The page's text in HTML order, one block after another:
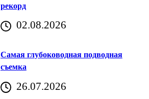
рекорд
02.08.2026
Самая глубоководная подводная
съемка
26.07.2026